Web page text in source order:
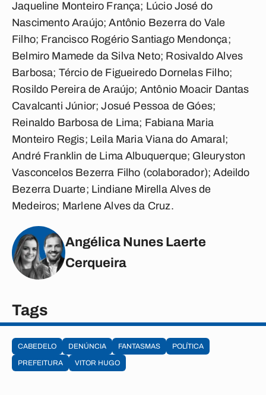
Jaqueline Monteiro França; Lúcio José do
Nascimento Araújo; Antônio Bezerra do Vale
Filho; Francisco Rogério Santiago Mendonça;
Belmiro Mamede da Silva Neto; Rosivaldo Alves
Barbosa; Tércio de Figueiredo Dornelas Filho;
Rosildo Pereira de Araújo; Antônio Moacir Dantas
Cavalcanti Júnior; Josué Pessoa de Góes;
Reinaldo Barbosa de Lima; Fabiana Maria
Monteiro Regis; Leila Maria Viana do Amaral;
André Franklin de Lima Albuquerque; Gleuryston
Vasconcelos Bezerra Filho (colaborador); Adeildo
Bezerra Duarte; Lindiane Mirella Alves de
Medeiros; Marlene Alves da Cruz.
Angélica Nunes Laerte
Cerqueira
Tags
CABEDELO DENÚNCIA FANTASMAS
POLÍTICA
PREFEITURA
VITOR HUGO